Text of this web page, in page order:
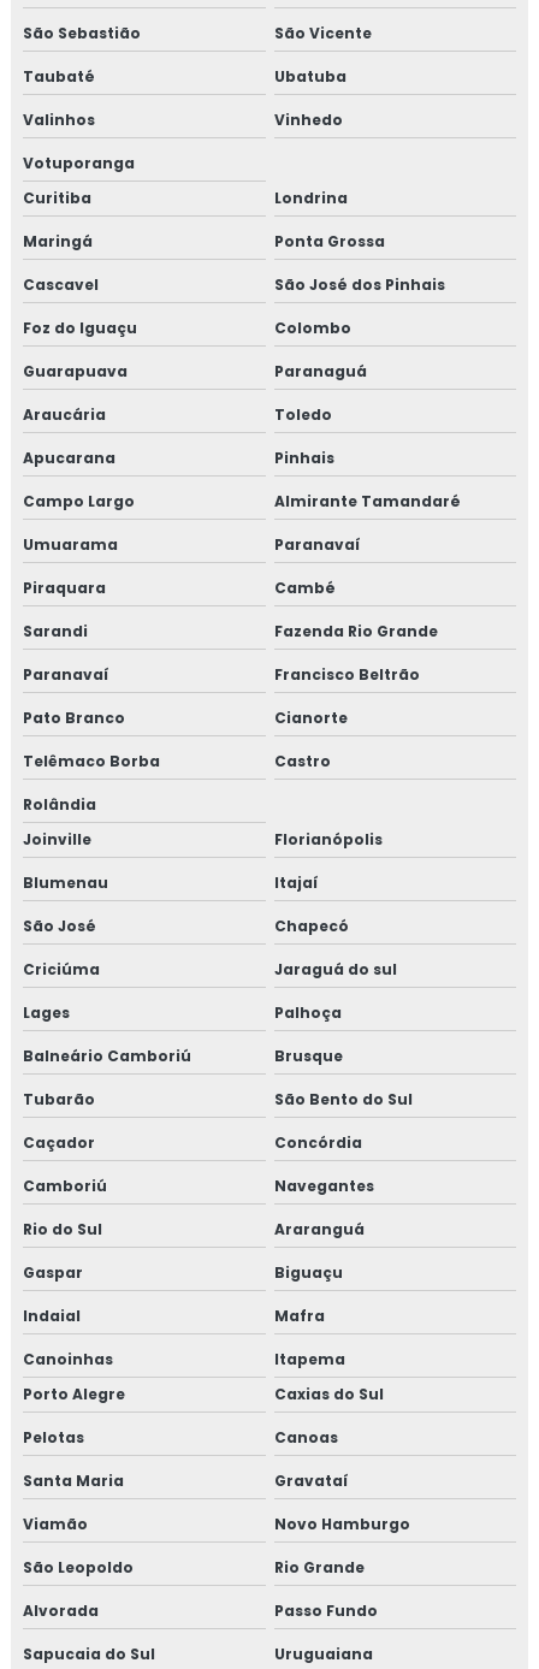
São Sebastião São Vicente
Taubaté Ubatuba
Valinhos Vinhedo
Votuporanga
Curitiba
Londrina
Maringá Ponta Grossa
Cascavel São José dos Pinhais
Foz do Iguaçu Colombo
Guarapuava Paranaguá
Araucária Toledo
Apucarana Pinhais
Campo Largo Almirante Tamandaré
Umuarama Paranavaí
Piraquara Cambé
Sarandi Fazenda Rio Grande
Paranavaí Francisco Beltrão
Pato Branco Cianorte
Telêmaco Borba Castro
Rolândia
Joinville
Florianópolis
Blumenau Itajaí
São José Chapecó
Criciúma Jaraguá do sul
Lages Palhoça
Balneário Camboriú Brusque
Tubarão São Bento do Sul
Caçador Concórdia
Camboriú Navegantes
Rio do Sul Araranguá
Gaspar Biguaçu
Indaial Mafra
Canoinhas
Itapema
Porto Alegre
Caxias do Sul
Pelotas Canoas
Santa Maria Gravataí
Viamão Novo Hamburgo
São Leopoldo Rio Grande
Alvorada Passo Fundo
Sapucaia do Sul Uruguaiana